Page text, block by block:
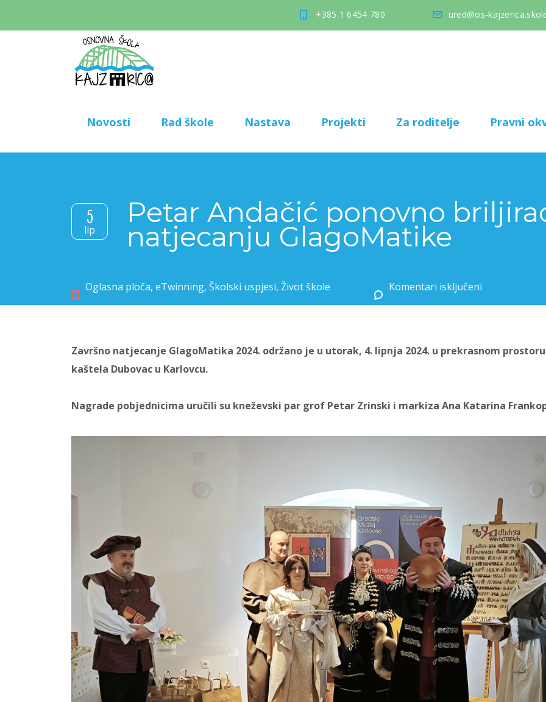
+385 1 6454 780 ured@os-
Novosti Rad škole Nastava Projekti Za roditelje Pravni
5
lip
Petar Andačić ponovno
natjecanju GlagoMatike
Oglasna ploča, eTwinning, Školski uspjesi, Život škole Komentari isključeni
Završno natjecanje GlagoMatika 2024. održano je u utorak, 4. lipnja 2024. u prekrasnom prostoru
kaštela Dubovac u Karlovcu.
Nagrade pobjednicima uručili su kneževski par grof Petar Zrinski i markiza Ana Katarina